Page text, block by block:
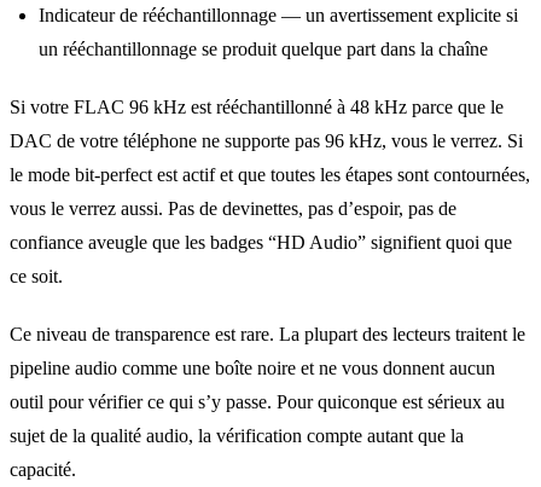
Indicateur de rééchantillonnage — un avertissement explicite si
un rééchantillonnage se produit quelque part dans la chaîne
Si votre FLAC 96 kHz est rééchantillonné à 48 kHz parce que le
DAC de votre téléphone ne supporte pas 96 kHz, vous le verrez. Si
le mode bit-perfect est actif et que toutes les étapes sont contournées,
vous le verrez aussi. Pas de devinettes, pas d’espoir, pas de
confiance aveugle que les badges “HD Audio” signifient quoi que
ce soit.
Ce niveau de transparence est rare. La plupart des lecteurs traitent le
pipeline audio comme une boîte noire et ne vous donnent aucun
outil pour vérifier ce qui s’y passe. Pour quiconque est sérieux au
sujet de la qualité audio, la vérification compte autant que la
capacité.